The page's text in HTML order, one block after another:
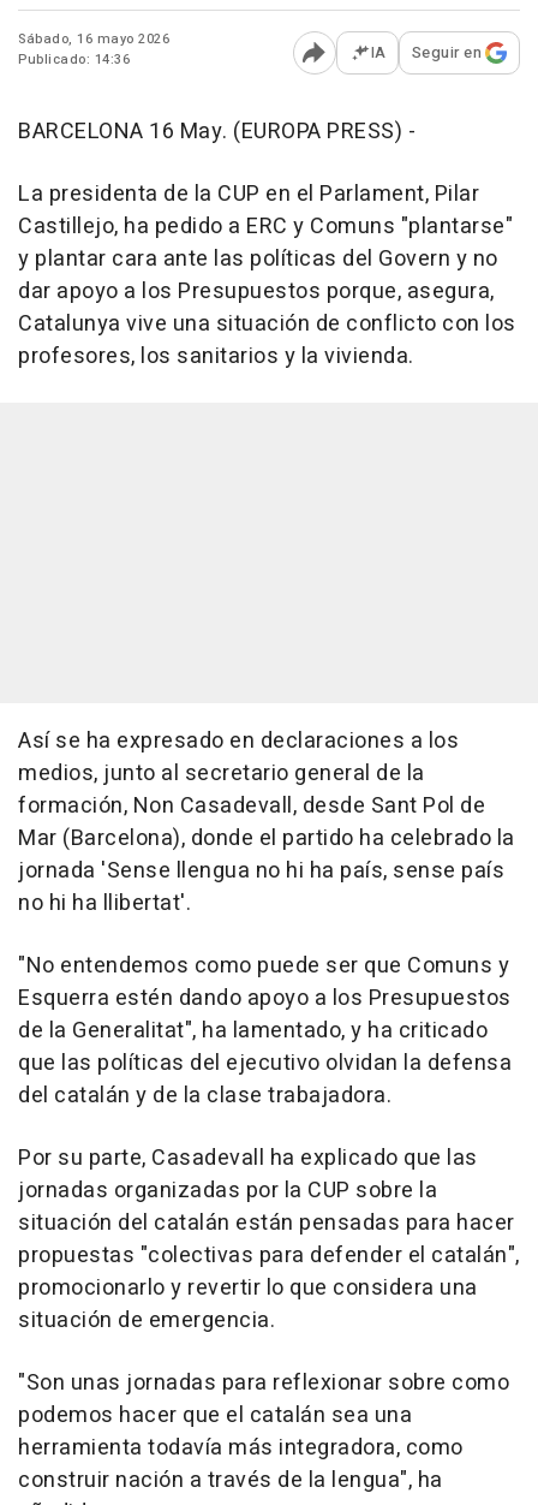
Sábado, 16 mayo 2026
Publicado: 14:36
Abrir opciones para
IA Seguir en
BARCELONA 16 May. (EUROPA PRESS) -
La presidenta de la CUP en el Parlament, Pilar
Castillejo, ha pedido a ERC y Comuns "plantarse"
y plantar cara ante las políticas del Govern y no
dar apoyo a los Presupuestos porque, asegura,
Catalunya vive una situación de conflicto con los
profesores, los sanitarios y la vivienda.
Así se ha expresado en declaraciones a los
medios, junto al secretario general de la
formación, Non Casadevall, desde Sant Pol de
Mar (Barcelona), donde el partido ha celebrado la
jornada 'Sense llengua no hi ha país, sense país
no hi ha llibertat'.
"No entendemos como puede ser que Comuns y
Esquerra estén dando apoyo a los Presupuestos
de la Generalitat", ha lamentado, y ha criticado
que las políticas del ejecutivo olvidan la defensa
del catalán y de la clase trabajadora.
Por su parte, Casadevall ha explicado que las
jornadas organizadas por la CUP sobre la
situación del catalán están pensadas para hacer
propuestas "colectivas para defender el catalán",
promocionarlo y revertir lo que considera una
situación de emergencia.
"Son unas jornadas para reflexionar sobre como
podemos hacer que el catalán sea una
herramienta todavía más integradora, como
construir nación a través de la lengua", ha